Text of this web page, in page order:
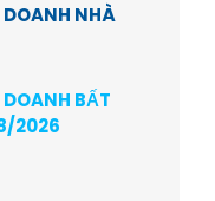
NHÀ
BẤT
2026